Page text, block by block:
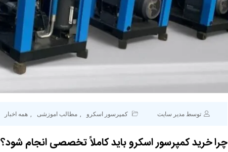
توسط مدیر سایت کمپرسور اسکرو , مطالب اموزشی , همه اخبار
چرا خرید کمپرسور اسکرو باید کاملاً تخصصی انجام شود؟